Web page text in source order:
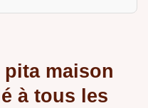
maison
à tous les